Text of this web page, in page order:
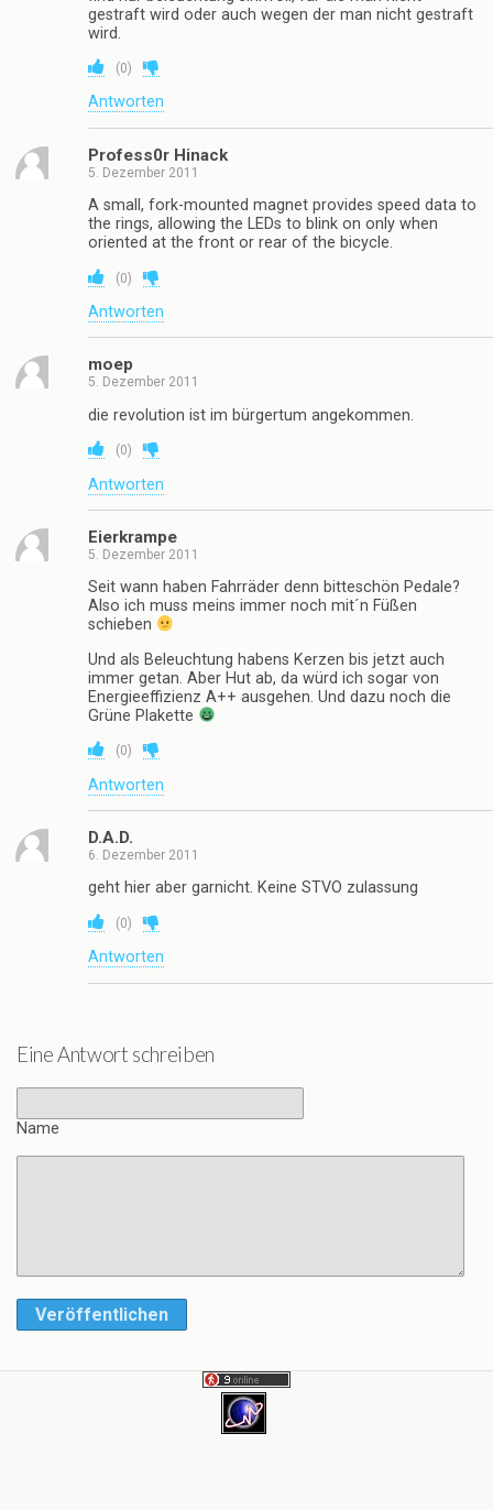
gestraft wird oder auch wegen der man nicht gestraft
wird.
(0)
Antworten
Profess0r Hinack
5. Dezember 2011
A small, fork-mounted magnet provides speed data to
the rings, allowing the LEDs to blink on only when
oriented at the front or rear of the bicycle.
(0)
Antworten
moep
5. Dezember 2011
die revolution ist im bürgertum angekommen.
(0)
Antworten
Eierkrampe
5. Dezember 2011
Seit wann haben Fahrräder denn bitteschön Pedale?
Also ich muss meins immer noch mit´n Füßen
schieben
Und als Beleuchtung habens Kerzen bis jetzt auch
immer getan. Aber Hut ab, da würd ich sogar von
Energieeffizienz A++ ausgehen. Und dazu noch die
Grüne Plakette
(0)
Antworten
D.A.D.
6. Dezember 2011
geht hier aber garnicht. Keine STVO zulassung
(0)
Antworten
Eine Antwort schreiben
Name
Veröffentlichen